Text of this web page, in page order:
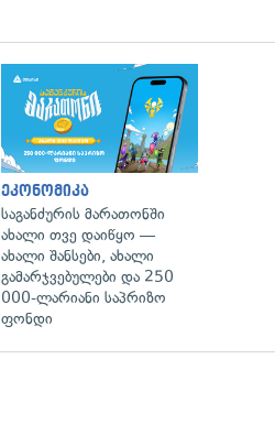
ეკონომიკა
საგანძურის მარათონში
ახალი თვე დაიწყო —
ახალი შანსები, ახალი
გამარჯვებულები და 250
000-ლარიანი საპრიზო
ფონდი